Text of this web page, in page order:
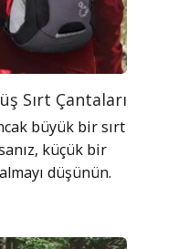
Sırt Çantaları
büyük bir sırt
küçük bir
düşünün.